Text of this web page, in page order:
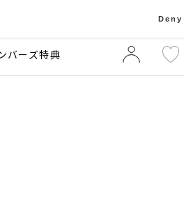
店舗一覧・来店予約
バーズ特典
Deny